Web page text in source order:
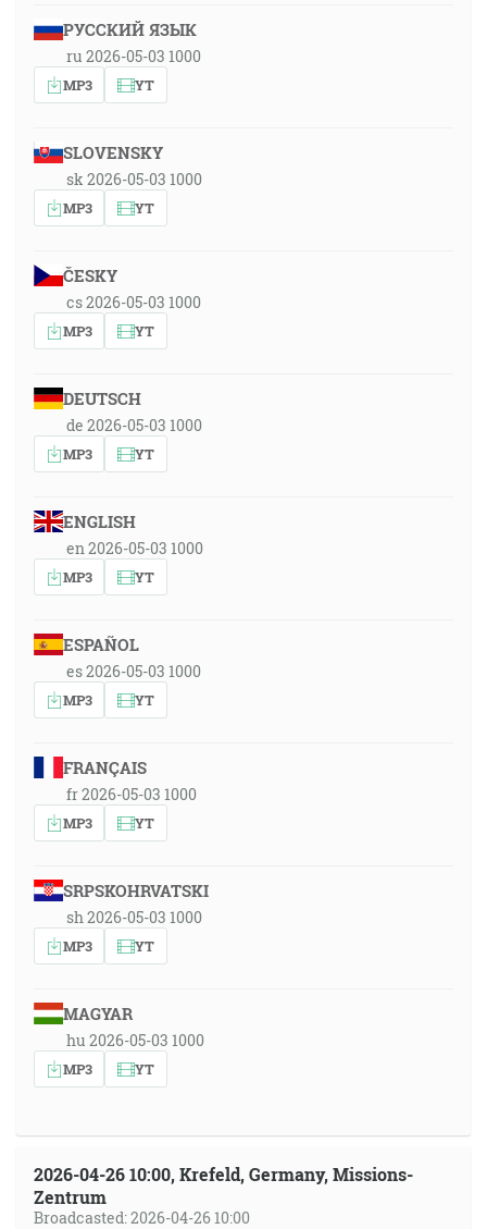
РУССКИЙ ЯЗЫК
ru 2026-05-03 1000
MP3 YT
SLOVENSKY
sk 2026-05-03 1000
MP3 YT
ČESKY
cs 2026-05-03 1000
MP3 YT
DEUTSCH
de 2026-05-03 1000
MP3 YT
ENGLISH
en 2026-05-03 1000
MP3 YT
ESPAÑOL
es 2026-05-03 1000
MP3 YT
FRANÇAIS
fr 2026-05-03 1000
MP3 YT
SRPSKOHRVATSKI
sh 2026-05-03 1000
MP3 YT
MAGYAR
hu 2026-05-03 1000
MP3 YT
2026-04-26 10:00, Krefeld, Germany, Missions-
Zentrum
Broadcasted: 2026-04-26 10:00